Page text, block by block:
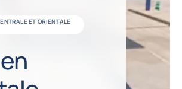
ET ORIENTALE